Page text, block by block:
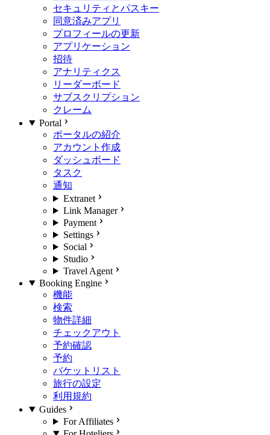
セキュリティとパスキー
同意済みアプリ
プロフィールの更新
アプリケーション
招待
アナリティクス
リーダーボード
サブスクリプション
クレーム
Portal
ポータルの紹介
アカウント作成
ダッシュボード
タスク
通知
Extranet
Link Manager
Payment
Settings
Social
Studio
Travel Agent
Booking Engine
機能
検索
物件詳細
チェックアウト
予約確認
予約
バケットリスト
旅行の設定
利用規約
Guides
For Affiliates